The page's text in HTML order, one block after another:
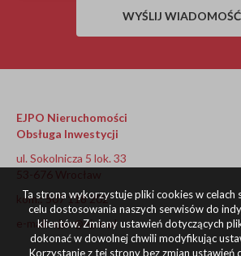
EJPO Nieruchomości
Obsługa Inwestycji
ul. Sokolnicza 5 lok. 33
kom.: 507 118 202
e-mail:ejpo@ejpo.pl
Ta strona wykorzystuje pliki cookies w celach
celu dostosowania naszych serwisów do
klientów. Zmiany ustawień dotyczących
dokonać w dowolnej chwili modyfikując
Korzystanie z tej strony bez zmian ustawień